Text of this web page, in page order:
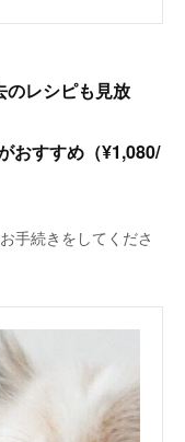
のレシピも見放
おすすめ（¥1,080/
手続きをしてくださ